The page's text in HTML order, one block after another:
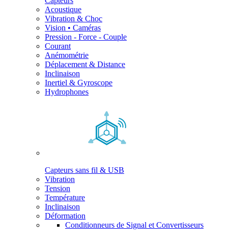
Acoustique
Vibration & Choc
Vision • Caméras
Pression - Force - Couple
Courant
Anémométrie
Déplacement & Distance
Inclinaison
Inertiel & Gyroscope
Hydrophones
Capteurs sans fil & USB
Vibration
Tension
Température
Inclinaison
Déformation
Conditionneurs de Signal et Convertisseurs